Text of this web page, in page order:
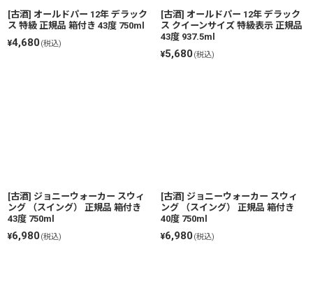
[古酒] オールドパー 12年 デラック
ス 特級 正規品 箱付き 43度 750ml
¥4,680(税込)
[古酒] オールドパー 12年 デラック
ス クイーンサイズ 特級表示 正規品
43度 937.5ml
¥5,680(税込)
[古酒] ジョニーウォーカー スウィ
ング （スイング） 正規品 箱付き
43度 750ml
¥6,980(税込)
[古酒] ジョニーウォーカー スウィ
ング （スイング） 正規品 箱付き
40度 750ml
¥6,980(税込)